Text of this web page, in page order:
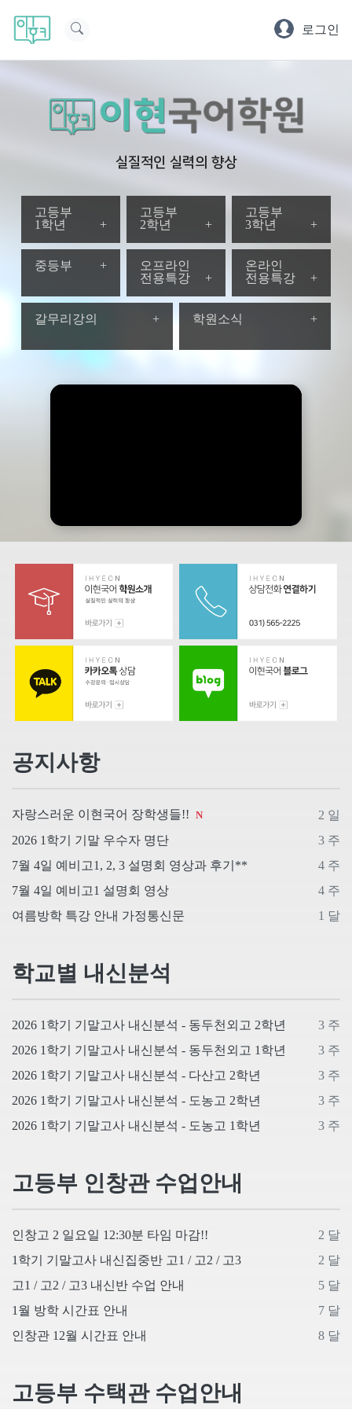
로그인
실질적인 실력의 향상
고등부
1학년
+
고등부
2학년
+
고등부
3학년
+
중등부 +
오프라인
전용특강
+
온라인
전용특강
+
갈무리강의 + 학원소식 +
공지사항
자랑스러운 이현국어 장학생들!! N
2 일
2026 1학기 기말 우수자 명단
3 주
7월 4일 예비고1, 2, 3 설명회 영상과 후기**
4 주
7월 4일 예비고1 설명회 영상
4 주
여름방학 특강 안내 가정통신문
1 달
학교별 내신분석
2026 1학기 기말고사 내신분석 - 동두천외고 2학년
3 주
2026 1학기 기말고사 내신분석 - 동두천외고 1학년
3 주
2026 1학기 기말고사 내신분석 - 다산고 2학년
3 주
2026 1학기 기말고사 내신분석 - 도농고 2학년
3 주
2026 1학기 기말고사 내신분석 - 도농고 1학년
3 주
고등부 인창관 수업안내
인창고 2 일요일 12:30분 타임 마감!!
2 달
1학기 기말고사 내신집중반 고1 / 고2 / 고3
2 달
고1 / 고2 / 고3 내신반 수업 안내
5 달
1월 방학 시간표 안내
7 달
인창관 12월 시간표 안내
8 달
고등부 수택관 수업안내